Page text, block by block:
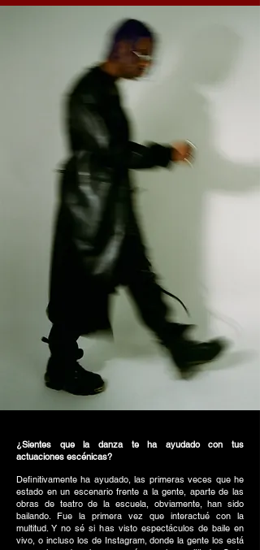
¿Sientes que la danza te ha ayudado con tus
actuaciones escénicas?
Definitivamente ha ayudado, las primeras veces que he
estado en un escenario frente a la gente, aparte de las
obras de teatro de la escuela, obviamente, han sido
bailando. Fue la primera vez que interactué con la
multitud. Y no sé si has visto espectáculos de baile en
vivo, o incluso los de Instagram, donde la gente los está